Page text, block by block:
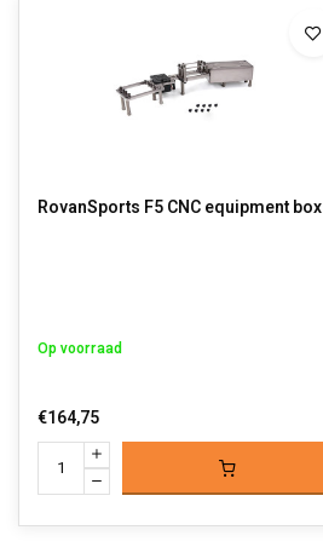
RovanSports F5 CNC equipment box
Op voorraad
€164,75